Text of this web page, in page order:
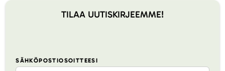
TILAA UUTISKIRJEEMME!
SÄHKÖPOSTIOSOITTEESI